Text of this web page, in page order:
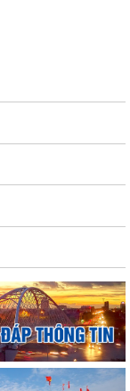
NGHỊ CẤP KINH PHÍ
KẾT QUẢ THỰC HIỆN
GIAN MẠNG –